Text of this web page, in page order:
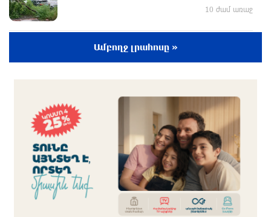
10 ժամ առաջ
ՀՀ-ն պատրաստակամ է խորացնելու
Իսրայելը մերժում է Գազայի վերաբերյալ
Խաղաղության խորհրդի 15 կետանոց
ծրագիրը․ Նեթանյահու
11 ժամ առաջ
Հրդեհ Սոլակ բնակավայրում․ կանխվել է
հրդեհի տարածումը
Ամբողջ լրահոսը »